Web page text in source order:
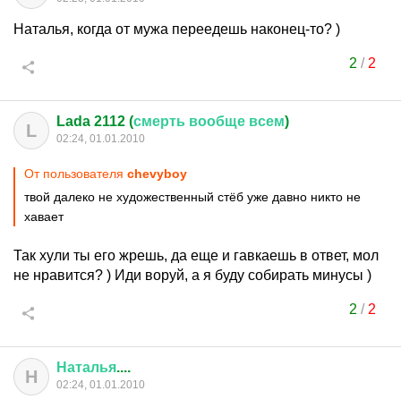
Наталья, когда от мужа переедешь наконец-то? )
2 / 2
L Lada 2112 (смерть вообще всем)
02:24, 01.01.2010
От пользователя chevyboy
твой далеко не художественный стёб уже давно никто не
хавает
Так хули ты его жрешь, да еще и гавкаешь в ответ, мол
не нравится? ) Иди воруй, а я буду собирать минусы )
2 / 2
Н Наталья....
02:24, 01.01.2010